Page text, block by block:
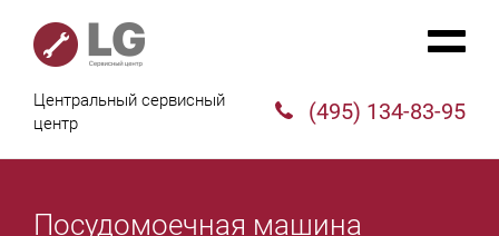
Центральный сервисный
центр
(495) 134-83-95
Посудомоечная машина